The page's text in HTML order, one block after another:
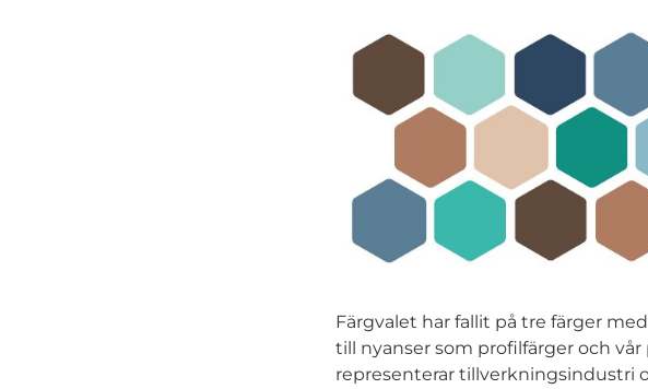
Färgvalet har fallit på tre färger
till nyanser som profilfärger och
representerar tillverkningsindustri